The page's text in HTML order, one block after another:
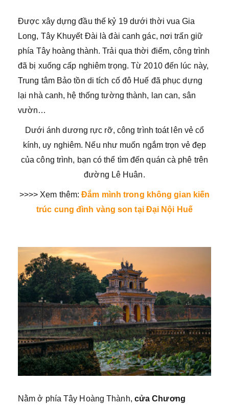
Được xây dựng đầu thế kỷ 19 dưới thời vua Gia
Long, Tây Khuyết Đài là đài canh gác, nơi trấn giữ
phía Tây hoàng thành. Trải qua thời điểm, công trình
đã bị xuống cấp nghiêm trọng. Từ 2010 đến lúc này,
Trung tâm Bảo tồn di tích cố đô Huế đã phục dựng
lại nhà canh, hệ thống tường thành, lan can, sân
vườn…
Dưới ánh dương rực rỡ, công trình toát lên vẻ cổ
kính, uy nghiêm. Nếu như muốn ngắm trọn vẻ đẹp
của công trình, bạn có thể tìm đến quán cà phê trên
đường Lê Huân.
>>>> Xem thêm:Đắm mình trong không gian kiến
trúc cung đình vàng son tại Đại Nội Huế
Nằm ở phía Tây Hoàng Thành, cửa Chương